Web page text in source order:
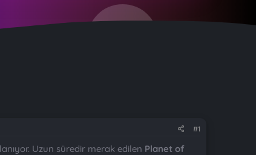
#1
Uzun süredir merak edilen Planet of